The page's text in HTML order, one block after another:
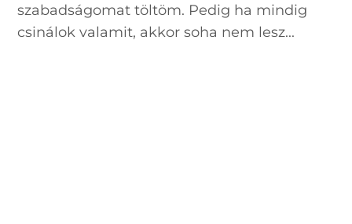
szabadságomat töltöm. Pedig ha mindig
csinálok valamit, akkor soha nem lesz...